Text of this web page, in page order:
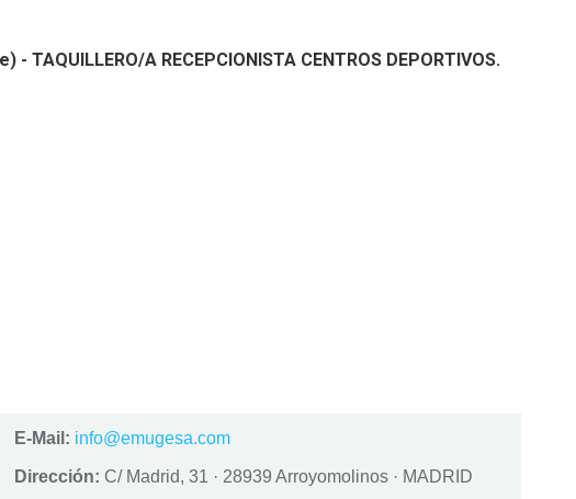
TAQUILLERO/A RECEPCIONISTA CENTROS DEPORTIVOS.
E-Mail: info@emugesa.com
Dirección: C/ Madrid, 31 · 28939 Arroyomolinos · MADRID